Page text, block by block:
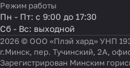
Режим работы
Пн - Пт: с 9:00 до 17:30
Сб - Вс: выходной
2026 © ООО «Плэй хард» УНП
г.Минск, пер. Тучинский, 2А,
Зарегистрирован Минским